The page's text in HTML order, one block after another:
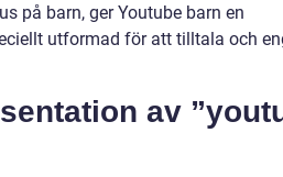
på barn, ger Youtube barn en
utformad för att tilltala och
av